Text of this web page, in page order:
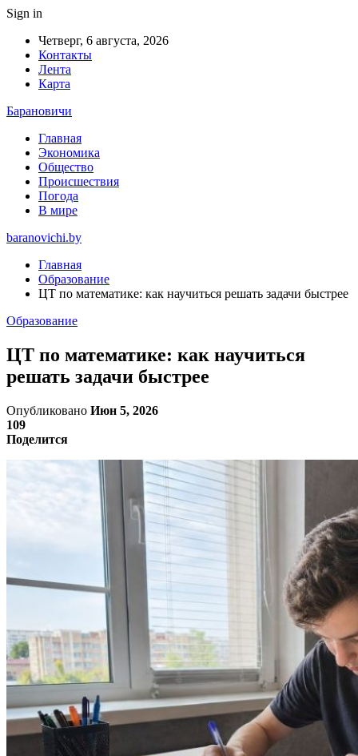
Sign in
Четверг, 6 августа, 2026
Контакты
Лента
Карта
Барановичи
Главная
Экономика
Общество
Происшествия
Погода
В мире
baranovichi.by
Главная
Образование
ЦТ по математике: как научиться решать задачи быстрее
Образование
ЦТ по математике: как научиться
решать задачи быстрее
Опубликовано Июн 5, 2026
109
Поделится